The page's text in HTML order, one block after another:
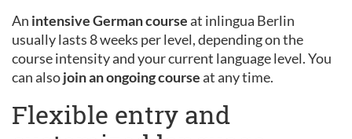
An intensive German courseat inlingua Berlin
usually lasts 8 weeks per level, depending on the
course intensity and your current language level. You
can alsojoin an ongoing courseat any time.
Flexible entry and